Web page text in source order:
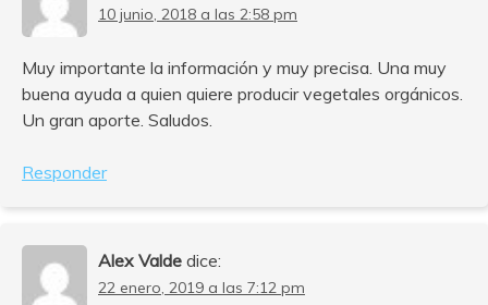
10 junio, 2018 a las 2:58 pm
Muy importante la información y muy precisa. Una muy
buena ayuda a quien quiere producir vegetales orgánicos.
Un gran aporte. Saludos.
Responder
Alex Valde dice:
22 enero, 2019 a las 7:12 pm